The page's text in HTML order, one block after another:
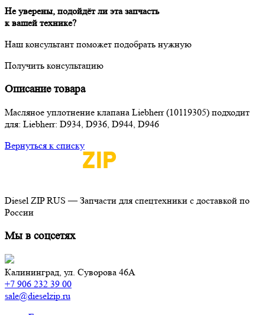
Не уверены, подойдёт ли эта запчасть
к вашей технике?
Наш консультант поможет подобрать нужную
Получить консультацию
Описание товара
Масляное уплотнение клапана Liebherr (10119305) подходит
для: Liebherr: D934, D936, D944, D946
Вернуться к списку
Diesel ZIP RUS — Запчасти для спецтехники с доставкой по
России
Мы в соцсетях
Калининград, ул. Суворова 46А
+7 906 232 39 00
sale@dieselzip.ru